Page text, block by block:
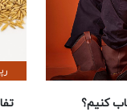
کنیم؟